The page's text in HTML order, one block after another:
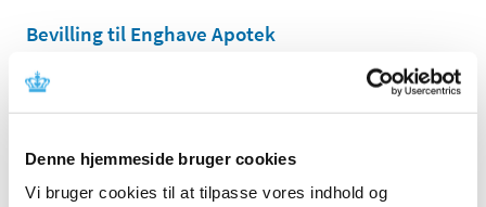
Denne hjemmeside bruger cookies
Vi bruger cookies til at tilpasse vores indhold og
Bevilling til Enghave Apotek
Lægemiddelstyrelsen har den 25. maj 2018 meddelt
Mikkel Rostgaard Jørgensen bevilling til at drive…
Alle (342)